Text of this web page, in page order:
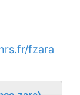
fzara